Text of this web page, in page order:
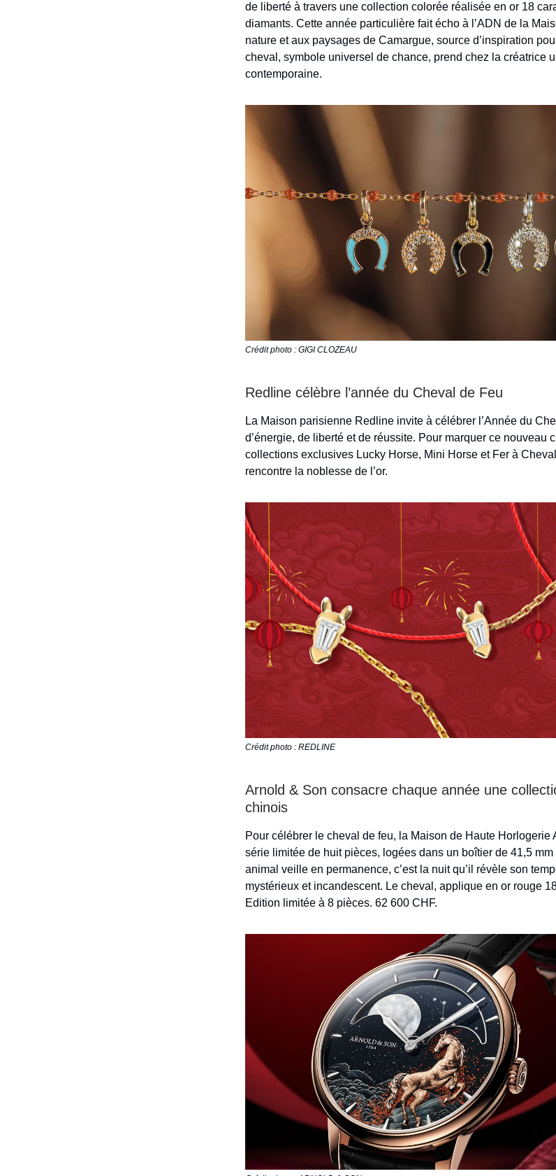
de liberté à travers une collection colorée réalisée en or 18
diamants. Cette année particulière fait écho à l’ADN de la
nature et aux paysages de Camargue, source d’inspiration
cheval, symbole universel de chance, prend chez la créatrice
contemporaine.
Crédit photo : GIGI CLOZEAU
Redline célèbre l’année du Cheval de Feu
La Maison parisienne Redline invite à célébrer l’Année du
d’énergie, de liberté et de réussite. Pour marquer ce nouveau
collections exclusives Lucky Horse, Mini Horse et Fer à
rencontre la noblesse de l’or.
Crédit photo : REDLINE
Arnold & Son consacre chaque année une
chinois
Pour célébrer le cheval de feu, la Maison de Haute Horlogerie
série limitée de huit pièces, logées dans un boîtier de 41,5
animal veille en permanence, c’est la nuit qu’il révèle son
mystérieux et incandescent. Le cheval, applique en or rouge
Edition limitée à 8 pièces. 62 600 CHF.